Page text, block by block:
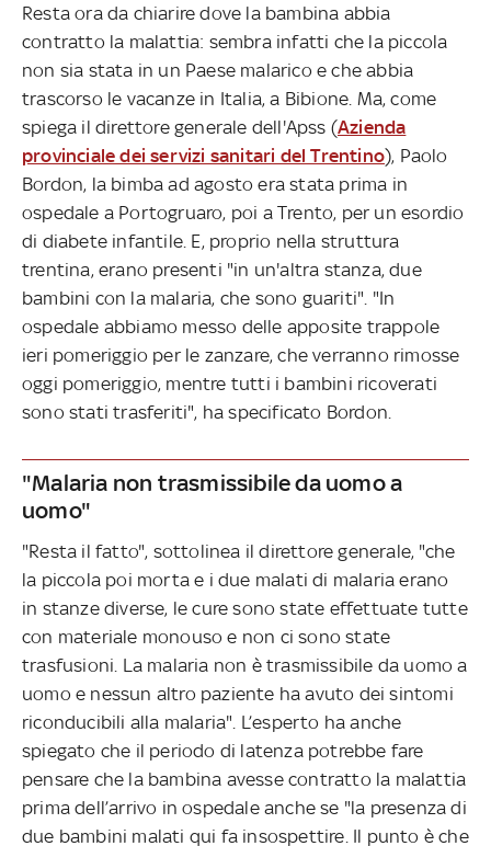
Resta ora da chiarire dove la bambina abbia
contratto la malattia: sembra infatti che la piccola
non sia stata in un Paese malarico e che abbia
trascorso le vacanze in Italia, a Bibione. Ma, come
spiega il direttore generale dell'Apss (Azienda
provinciale dei servizi sanitari del Trentino), Paolo
Bordon, la bimba ad agosto era stata prima in
ospedale a Portogruaro, poi a Trento, per un esordio
di diabete infantile. E, proprio nella struttura
trentina, erano presenti "in un'altra stanza, due
bambini con la malaria, che sono guariti". "In
ospedale abbiamo messo delle apposite trappole
ieri pomeriggio per le zanzare, che verranno rimosse
oggi pomeriggio, mentre tutti i bambini ricoverati
sono stati trasferiti", ha specificato Bordon.
"Malaria non trasmissibile da uomo a
uomo"
"Resta il fatto", sottolinea il direttore generale, "che
la piccola poi morta e i due malati di malaria erano
in stanze diverse, le cure sono state effettuate tutte
con materiale monouso e non ci sono state
trasfusioni. La malaria non è trasmissibile da uomo a
uomo e nessun altro paziente ha avuto dei sintomi
riconducibili alla malaria". L’esperto ha anche
spiegato che il periodo di latenza potrebbe fare
pensare che la bambina avesse contratto la malattia
prima dell’arrivo in ospedale anche se "la presenza di
due bambini malati qui fa insospettire. Il punto è che